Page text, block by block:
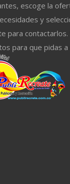
escoge la
y
para contactarlos.
para que pidas a